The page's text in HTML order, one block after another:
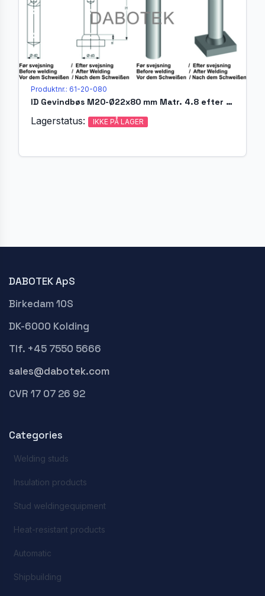
Produktnr.: 61-20-080
ID Gevindbøs M20-Ø22x80 mm Matr. 4.8 efter EN ISO 13918
Lagerstatus: IKKE PÅ LAGER
DABOTEK ApS
Birkedam 10S
DK-6000 Kolding
Tlf. +45 7550 5666
sales@dabotek.com
CVR 17 07 26 92
Categories
Welding studs
Insulation products
Stud weldingequipment
Heat-resistant products
Automatic
Shipbuilding